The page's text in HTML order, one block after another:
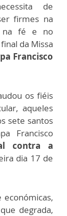
de
firmes na
na fé e no
da Missa
Francisco
os fiéis
aqueles
sete santos
Francisco
contra a
dia 17 de
económicas,
degrada,